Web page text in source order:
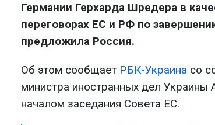
Германии Герхарда Шредера в
переговорах ЕС и РФ по
предложила Россия.
Об этом сообщает РБК-Украина со
министра иностранных дел Украины
началом заседания Совета ЕС.